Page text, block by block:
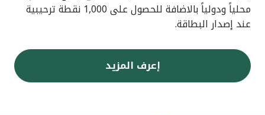
محلياً ودولياً بالاضافة للحصول على 1,000 نقطة ترحيبية
عند إصدار البطاقة.
إعرف المزيد